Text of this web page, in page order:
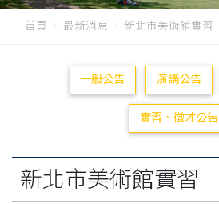
首頁 最新消息 新北市美術館實習
一般公告 演講公告
實習、徵才公告
新北市美術館實習